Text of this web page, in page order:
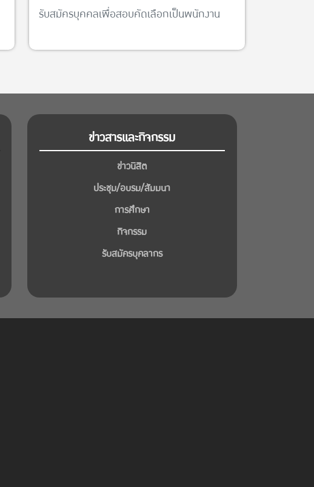
รับสมัครบุคคลเพื่อสอบคัดเลือกเป็นพนักงาน
ข่าวสารและกิจกรรม
ข่าวนิสิต
ประชุม/อบรม/สัมมนา
การศึกษา
กิจกรรม
รับสมัครบุคลากร